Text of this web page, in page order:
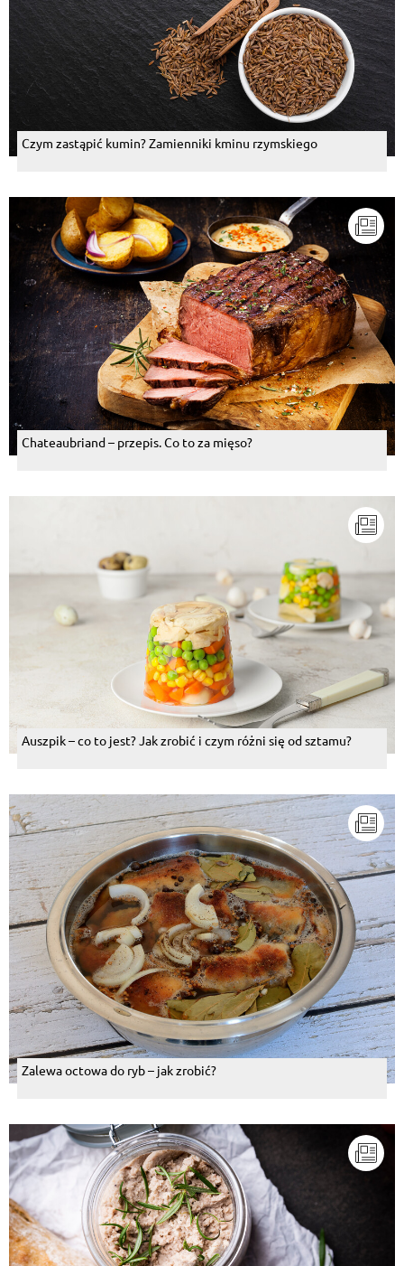
Czym zastąpić kumin? Zamienniki kminu rzymskiego
Chateaubriand – przepis. Co to za mięso?
Auszpik – co to jest? Jak zrobić i czym różni się od sztamu?
Zalewa octowa do ryb – jak zrobić?